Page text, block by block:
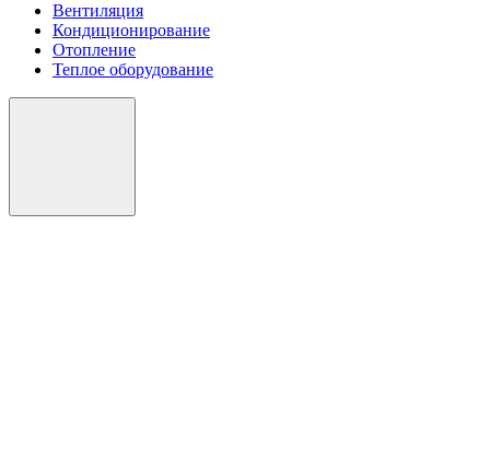
Вентиляция
Кондиционирование
Отопление
Теплое оборудование